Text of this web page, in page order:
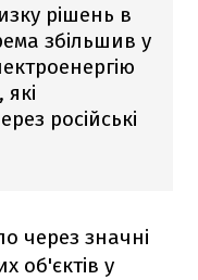
рішень в
збільшив у
російські
через значні
об'єктів у